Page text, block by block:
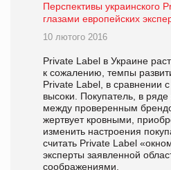
Перспективы украинского
глазами европейских
10 лютого 2016
Private Label в Украине
к сожалению, темпы
Private Label, в сравнении
высоки. Покупатель, в
между проверенным
жертвует кровными,
изменить настроения
считать Private Label
эксперты заявленной
соображениями.